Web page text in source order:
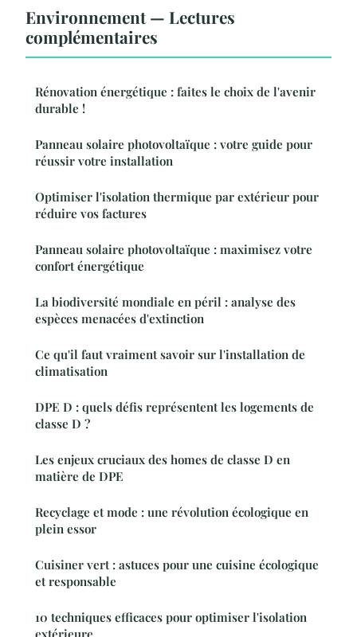
Environnement — Lectures
complémentaires
Rénovation énergétique : faites le choix de l'avenir
durable !
Panneau solaire photovoltaïque : votre guide pour
réussir votre installation
Optimiser l'isolation thermique par extérieur pour
réduire vos factures
Panneau solaire photovoltaïque : maximisez votre
confort énergétique
La biodiversité mondiale en péril : analyse des
espèces menacées d'extinction
Ce qu'il faut vraiment savoir sur l'installation de
climatisation
DPE D : quels défis représentent les logements de
classe D ?
Les enjeux cruciaux des homes de classe D en
matière de DPE
Recyclage et mode : une révolution écologique en
plein essor
Cuisiner vert : astuces pour une cuisine écologique
et responsable
10 techniques efficaces pour optimiser l'isolation